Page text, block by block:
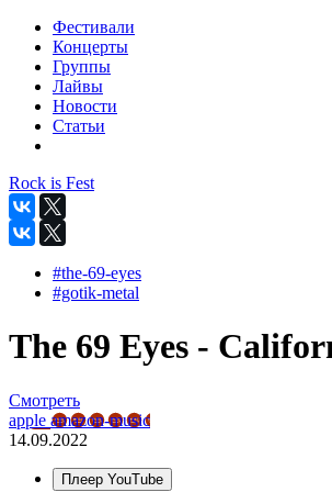
Фестивали
Концерты
Группы
Лайвы
Новости
Статьи
Rock is Fest
#the-69-eyes
#gotik-metal
The 69 Eyes -
Смотреть
apple amazon-music
14.09.2022
Плеер YouTube